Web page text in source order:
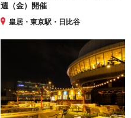
週（金）開催
皇居・東京駅・日比谷